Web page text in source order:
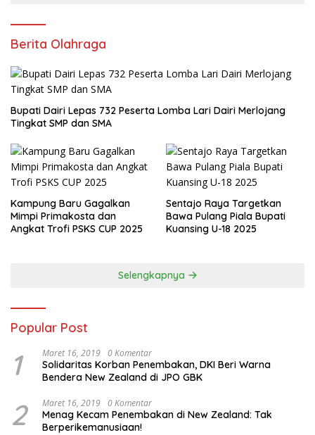
Berita Olahraga
Bupati Dairi Lepas 732 Peserta Lomba Lari Dairi Merlojang
Tingkat SMP dan SMA
Kampung Baru Gagalkan
Mimpi Primakosta dan
Angkat Trofi PSKS CUP 2025
Sentajo Raya Targetkan
Bawa Pulang Piala Bupati
Kuansing U-18 2025
Selengkapnya
Popular Post
1 Maret 16, 2019 0 Komentar
Solidaritas Korban Penembakan, DKI Beri Warna
Bendera New Zealand di JPO GBK
2 Maret 16, 2019 0 Komentar
Menag Kecam Penembakan di New Zealand: Tak
Berperikemanusiaan!